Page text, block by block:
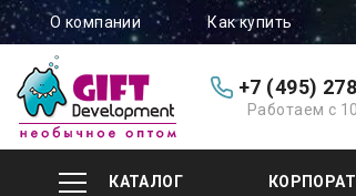
О компании Как купить
+7 (495)
Работаем с
КАТАЛОГ